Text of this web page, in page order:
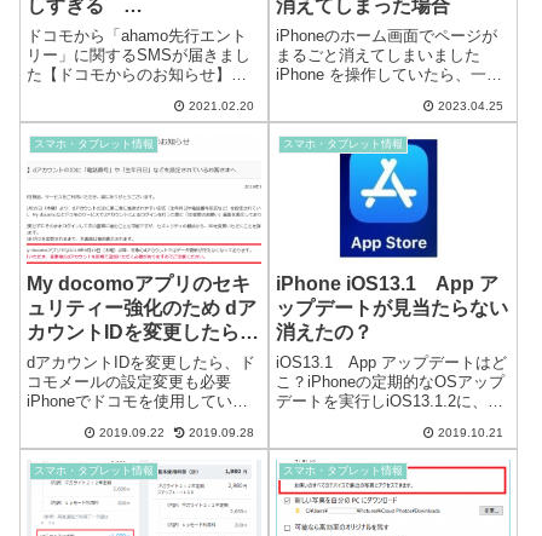
しすぎる
「0032069222」
「https://bit.ly/3jgBskB」
ドコモから「ahamo先行エント
リー」に関するSMSが届きまし
た【ドコモからのお知らせ】※
お届けしていますこの度は
りがとうございますahamoは3月
26日よりサービス開始となり
2021.02.20
消えてしまった場合
iPhoneのホーム画面でページが
まるごと消えてしまいました
iPhone を操作していたら、一つ
あせっていました。おそらく誤
からず困っていました。無意識
で「iPhone のホーム画面で...
2023.04.25
スマホ・タブレット情報
My docomoアプリのセキ
ュリティー強化のため dア
カウントIDを変更したら、
ドコモメールが使用できな
くなりました
dアカウントIDを変更したら、ド
コモメールの設定変更も必要
iPhoneでドコモを使用していま
用量などの確認ができるMy
docomoアプリが突然更新できな
くなり、原因を調べると、「dア
カウントIDに電話番号を設...
2019.09.22 2019.09.28
スマホ・タブレット情報
iPhone iOS13.1 App ア
ップデートが見当たらない
消えたの？
iOS13.1 App アップデートはど
こ？iPhoneの定期的なOSアップ
デートを実行しiOS13.1.2に、ア
プリのアップデートが見当たら
ない…（現在iOS13.1.3）Appの
項目に「入手」ではな...
2019.10.21
スマホ・タブレット情報 スマホ・タブレット情報